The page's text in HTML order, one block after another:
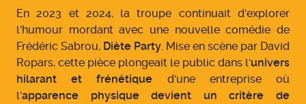
En 2023 et 2024, la troupe continuait d'explorer
l'humour mordant avec une nouvelle comédie de
Frédéric Sabrou, Diète Party . Mise en scène par David
Ropars, cette pièce plongeait le public dans l'univers
hilarant et frénétique d'une entreprise où
l'apparence physique devient un critère de